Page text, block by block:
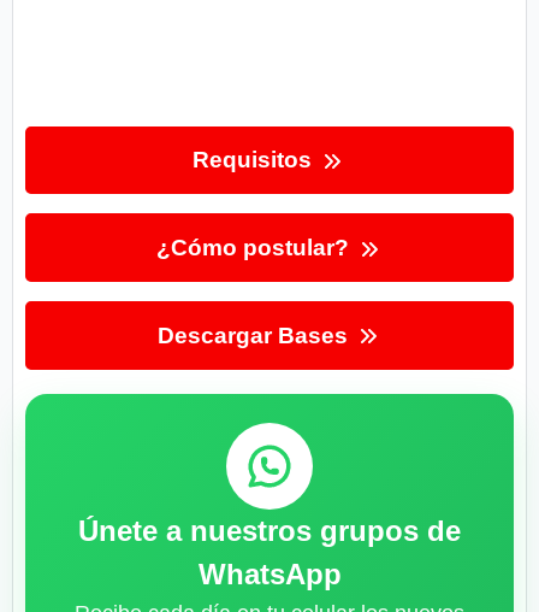
Requisitos
¿Cómo postular?
Descargar Bases
Únete a nuestros grupos de
WhatsApp